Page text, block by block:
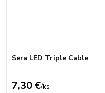
Sera LED Triple Cable
7,30 €/ks